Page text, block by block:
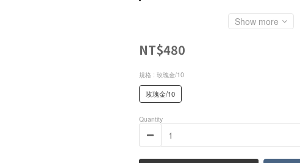
Show more
NT$480
規格 : 玫瑰金/10
玫瑰金/10
Quantity